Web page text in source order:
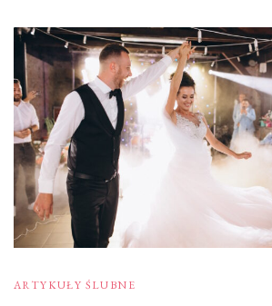
ARTYKUŁY ŚLUBNE